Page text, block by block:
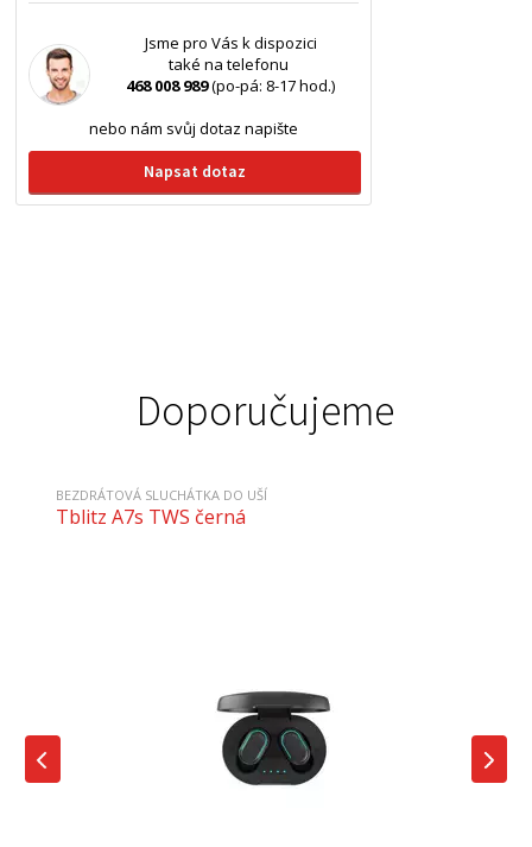
Jsme pro Vás k dispozici
také na telefonu
468 008 989(po-pá: 8-17 hod.)
nebo nám svůj dotaz napište
Napsat dotaz
Doporučujeme
BEZDRÁTOVÁ SLUCHÁTKA DO UŠÍ
Tblitz A7s TWS černá